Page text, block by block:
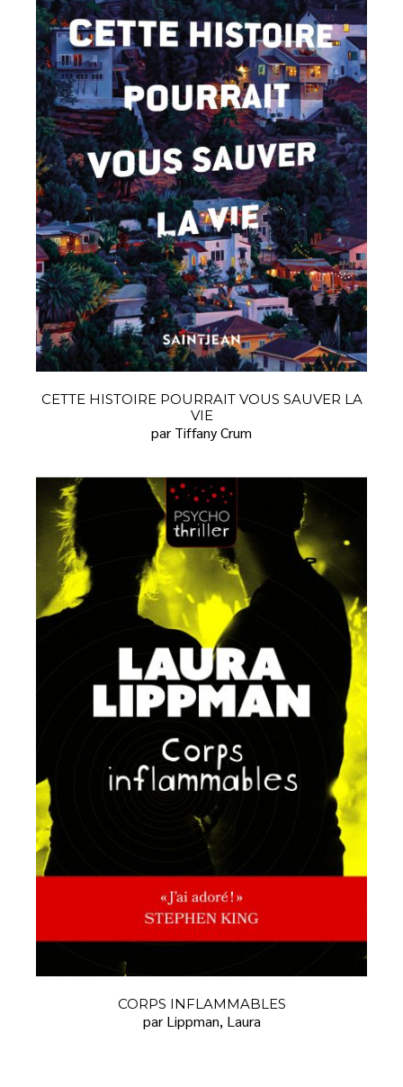
CETTE HISTOIRE POURRAIT VOUS SAUVER LA
VIE
par Tiffany Crum
CORPS INFLAMMABLES
par Lippman, Laura